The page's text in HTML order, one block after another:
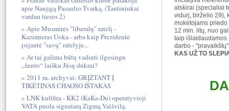
atskirai (specialiai
vidurį, birželio 29),
mokėtojams
12 mln. litų, nuo
taip išlaidaudamos
darbo -
KAS UŽ TO
apie Naująją Pasaulio Tvarką. (Tautininkai
vardan tiesos 2)
Apie Musmirės "liberalų" ratelį -
Kazimieras Uoka - arba kaip Prezidentė
įsijautė "savų" ratelyje...
Ar tai galima būtų vadinti ilgesingu
„žento“ laišku Jūsų dukrai?
2011 m. archyvai: GRĮŽTANT Į
TIKĖTINAS CHAOSO IŠTAKAS
LNK kultūra - KK2 (KaKa-Du) operatyvioji
VATA puola signatarą Zigmą Vaišvilą.